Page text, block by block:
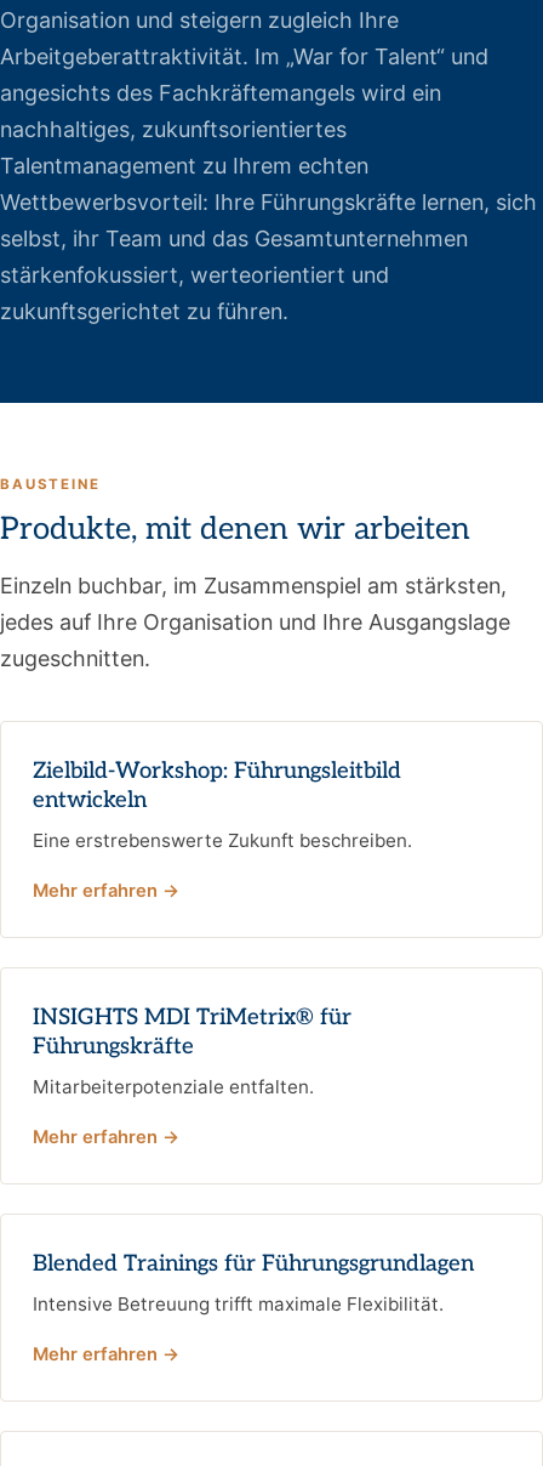
Organisation und steigern zugleich Ihre
Arbeitgeberattraktivität. Im „War for Talent“ und
angesichts des Fachkräftemangels wird ein
nachhaltiges, zukunftsorientiertes
Talentmanagement zu Ihrem echten
Wettbewerbsvorteil: Ihre Führungskräfte lernen, sich
selbst, ihr Team und das Gesamtunternehmen
stärkenfokussiert, werteorientiert und
zukunftsgerichtet zu führen.
BAUSTEINE
Produkte, mit denen wir arbeiten
Einzeln buchbar, im Zusammenspiel am stärksten,
jedes auf Ihre Organisation und Ihre Ausgangslage
zugeschnitten.
Zielbild-Workshop: Führungsleitbild
entwickeln
Eine erstrebenswerte Zukunft beschreiben.
Mehr erfahren →
INSIGHTS MDI TriMetrix® für
Führungskräfte
Mitarbeiterpotenziale entfalten.
Mehr erfahren →
Blended Trainings für Führungsgrundlagen
Intensive Betreuung trifft maximale Flexibilität.
Mehr erfahren →